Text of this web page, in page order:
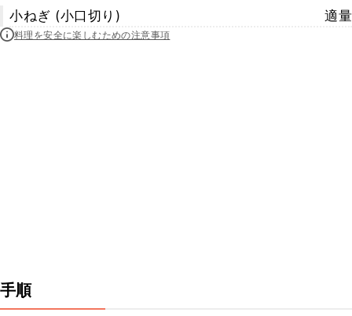
小ねぎ (小口切り)
適量
料理を安全に楽しむための注意事項
手順